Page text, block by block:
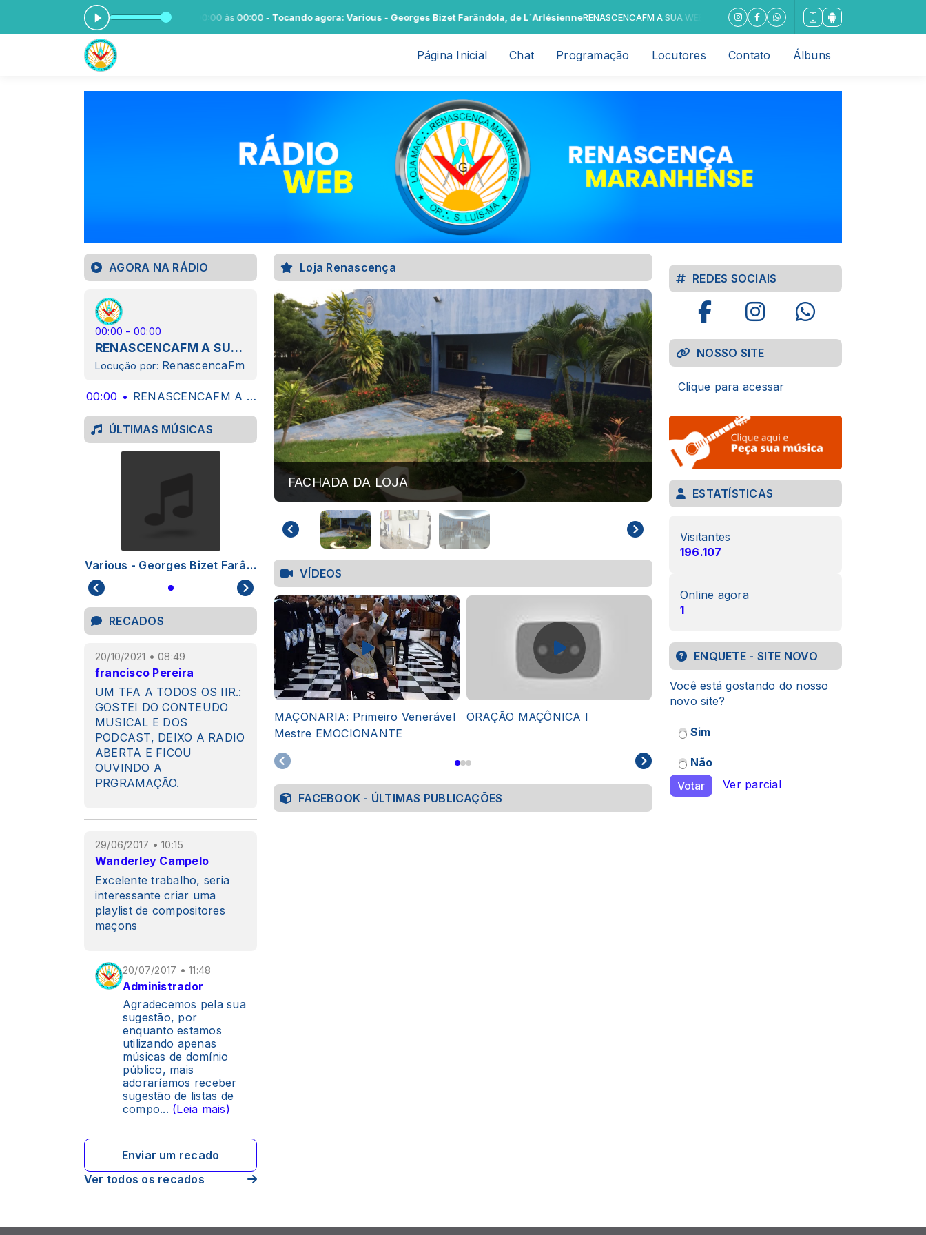
DE VOCÊ com RenascencaFm das 00:00 às 00:00 -Tocando agora: Various - Georges Bizet Farândola, de L´ArlésienneRENASCENCAFM A SUA WEBRADIO MAÇÔNICA SEMPRE MAIS PERTO DE VOCÊ com
Página Inicial Chat Programação Locutores Contato Álbuns
Loja Renascença
FACHADA DA LOJA MUSEU MAÇÔNICO
VÍDEOS
MAÇONARIA: Primeiro Venerável
Mestre EMOCIONANTE
ORAÇÃO MAÇÔNICA I
FACEBOOK - ÚLTIMAS PUBLICAÇÕES
AGORA NA RÁDIO
00:00 - 00:00
RENASCENCAFM A SUA WEBRADIO MAÇÔNICA SEMPRE MAIS PERTO DE VOCÊ
Locução por: RenascencaFm
00:00 RENASCENCAFM A SUA WEBRADIO MAÇÔNICA SEMPRE MAIS PERTO DE VOCÊ
ÚLTIMAS MÚSICAS
Various - Georges Bizet Farândola, de L´Arlésienne
RECADOS
francisco Pereira
20/10/2021 • 08:49
UM TFA A TODOS OS IIR.:
GOSTEI DO CONTEUDO
MUSICAL E DOS
PODCAST, DEIXO A RADIO
ABERTA E FICOU
OUVINDO A
PRGRAMAÇÃO.
Wanderley Campelo
29/06/2017 • 10:15
Excelente trabalho, seria
interessante criar uma
playlist de compositores
maçons
Administrador
20/07/2017 • 11:48
Agradecemos pela sua
sugestão, por
enquanto estamos
utilizando apenas
músicas de domínio
público, mais
adoraríamos receber
sugestão de listas de
compo... (Leia mais)
Enviar um recado
Ver todos os recados
REDES SOCIAIS
NOSSO SITE
Clique para acessar
ESTATÍSTICAS
Visitantes
196.107
Online agora
1
ENQUETE - SITE NOVO
Você está gostando do nosso
novo site?
Sim
Não
Votar
Ver parcial